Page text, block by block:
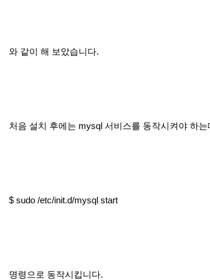
와 같이 해 보았습니다.
처음 설치 후에는 mysql 서비스를 동작시켜야 하는
$ sudo /etc/init.d/mysql start
명령으로 동작시킵니다.